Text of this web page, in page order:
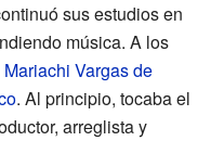
sus estudios en
música. A los
Mariachi Vargas de
. Al principio, tocaba el
arreglista y